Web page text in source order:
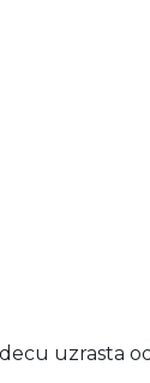
uzrasta